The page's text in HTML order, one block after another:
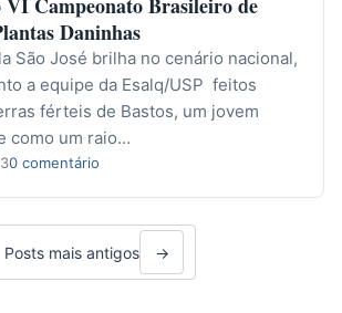
Daninhas
São José brilha no cenário nacional,
a equipe da Esalq/USP feitos
férteis de Bastos, um jovem
como um raio…
0 comentário
Posts mais antigos →